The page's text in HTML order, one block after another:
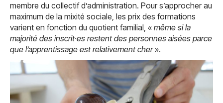
membre du collectif d’administration. Pour s’approcher au
maximum de la mixité sociale, les prix des formations
varient en fonction du quotient familial, « même si la
majorité des inscrit·es restent des personnes aisées parce
que l’apprentissage est relativement cher».